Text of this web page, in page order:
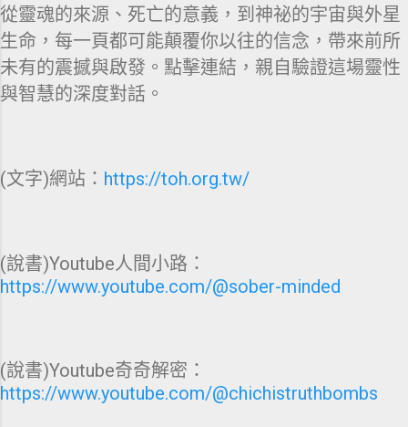
從靈魂的來源、死亡的意義，到神祕的宇宙與外星
生命，每一頁都可能顛覆你以往的信念，帶來前所
未有的震撼與啟發。點擊連結，親自驗證這場靈性
與智慧的深度對話。
(文字)網站： https://toh.org.tw/
(說書)Youtube人間小路：
https://www.youtube.com/@sober-minded
(說書)Youtube奇奇解密：
https://www.youtube.com/@chichistruthbombs